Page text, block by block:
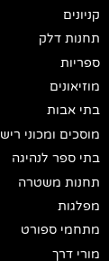
קניונים
תחנות דלק
ספריות
מוזיאונים
בתי אבות
מוסכים ומכוני רישוי
בתי ספר לנהיגה
תחנות משטרה
מפלגות
מתחמי ספורט
מורי דרך